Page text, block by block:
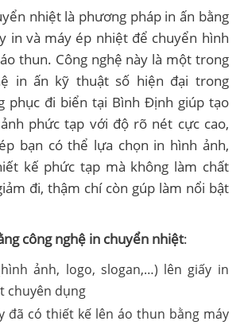
nhiệt là phương pháp in ấn bằng
in và máy ép nhiệt để chuyển hình
thun. Công nghệ này là một trong
in ấn kỹ thuật số hiện đại trong
phục đi biển tại Bình Định giúp tạo
phức tạp với độ rõ nét cực cao,
bạn có thể lựa chọn in hình ảnh,
kế phức tạp mà không làm chất
đi, thậm chí còn gúp làm nổi bật
công nghệ in chuyển nhiệt:
ảnh, logo, slogan,…) lên giấy in
chuyên dụng
đã có thiết kế lên áo thun bằng máy